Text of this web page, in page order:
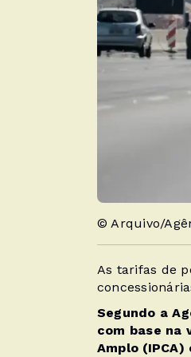
© Arquivo/
As tarifas de
Segundo a
com base na
Amplo